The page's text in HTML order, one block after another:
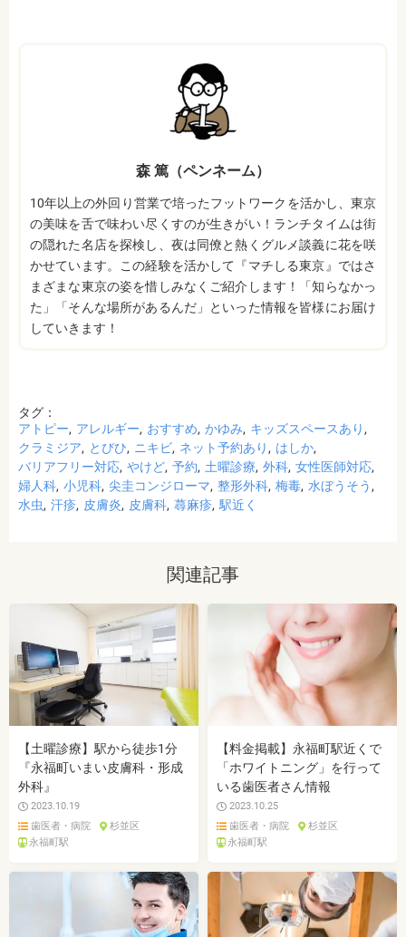
森 篤（ペンネーム）
10年以上の外回り営業で培ったフットワークを活かし、東京
の美味を舌で味わい尽くすのが生きがい！ランチタイムは街
の隠れた名店を探検し、夜は同僚と熱くグルメ談義に花を咲
かせています。この経験を活かして『マチしる東京』ではさ
まざまな東京の姿を惜しみなくご紹介します！「知らなかっ
た」「そんな場所があるんだ」といった情報を皆様にお届け
していきます！
タグ：
アトピー
アレルギー おすすめ かゆみ
キッズスペースあり
クラミジア
とびひ ニキビ ネット予約あり
はしか
バリアフリー対応 やけど 予約 土曜診療 外科 女性医師対応
婦人科 小児科 尖圭コンジローマ 整形外科 梅毒 水ぼうそう
水虫 汗疹 皮膚炎 皮膚科 蕁麻疹 駅近く
関連記事
【土曜診療】駅から徒歩1分
『永福町いまい皮膚科・形成
外科』
2023.10.19
歯医者・病院
杉並区
永福町駅
【料金掲載】永福町駅近くで
「ホワイトニング」を行って
いる歯医者さん情報
2023.10.25
歯医者・病院
杉並区
永福町駅